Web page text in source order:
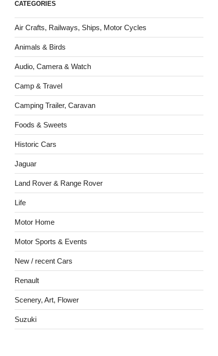
CATEGORIES
Air Crafts, Railways, Ships, Motor Cycles
Animals & Birds
Audio, Camera & Watch
Camp & Travel
Camping Trailer, Caravan
Foods & Sweets
Historic Cars
Jaguar
Land Rover & Range Rover
Life
Motor Home
Motor Sports & Events
New / recent Cars
Renault
Scenery, Art, Flower
Suzuki